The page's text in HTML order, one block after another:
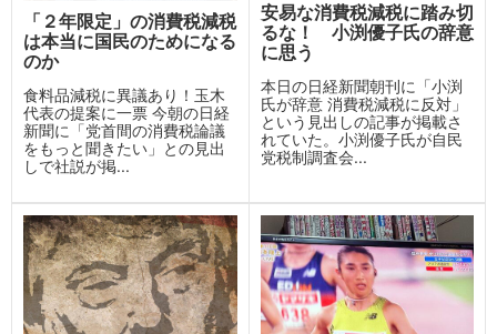
「２年限定」の消費税減税
は本当に国民のためになる
のか
食料品減税に異議あり！玉木
代表の提案に一票 今朝の日経
新聞に「党首間の消費税論議
をもっと聞きたい」との見出
しで社説が掲...
安易な消費税減税に踏み切
るな！ 小渕優子氏の辞意
に思う
本日の日経新聞朝刊に「小渕
氏が辞意 消費税減税に反対」
という見出しの記事が掲載さ
れていた。小渕優子氏が自民
党税制調査会...